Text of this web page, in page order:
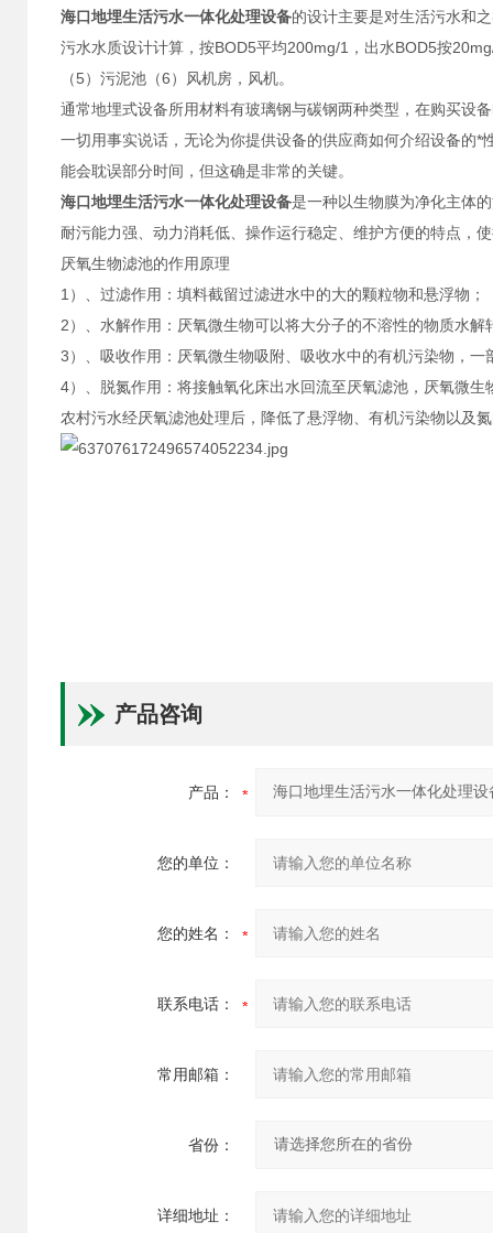
海口地埋生活污水一体化处理设备的设计主要是对生活污水和
污水水质设计计算，按BOD5平均200mg/1，出水BOD5按
（5）污泥池（6）风机房，风机。
通常地埋式设备所用材料有玻璃钢与碳钢两种类型，在购买设
一切用事实说话，无论为你提供设备的供应商如何介绍设备的
能会耽误部分时间，但这确是非常的关键。
海口地埋生活污水一体化处理设备是一种以生物膜为净化主体
耐污能力强、动力消耗低、操作运行稳定、维护方便的特点，
厌氧生物滤池的作用原理
1）、过滤作用：填料截留过滤进水中的大的颗粒物和悬浮物；
2）、水解作用：厌氧微生物可以将大分子的不溶性的物质水
3）、吸收作用：厌氧微生物吸附、吸收水中的有机污染物，
4）、脱氮作用：将接触氧化床出水回流至厌氧滤池，厌氧微
农村污水经厌氧滤池处理后，降低了悬浮物、有机污染物以及
产品咨询
产品：
您的单位：
您的姓名：
联系电话：
常用邮箱：
省份：
详细地址：